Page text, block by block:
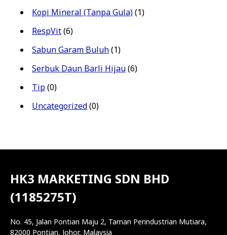
Kopi Mineral (Tanpa Gula)(1)
RespVit(6)
Sabun Garam Buluh(1)
Serbuk Daun Barli Hijau(6)
Tip(0)
Uncategorized(0)
HK3 MARKETING SDN BHD
(1185275T)
No. 45, Jalan Pontian Maju 2, Taman Perindustrian Mutiara,
82000 Pontian, Johor, Malaysia